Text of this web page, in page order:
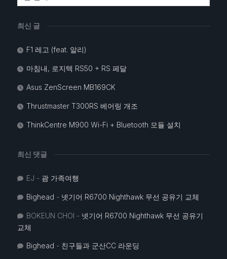
최신 글
F1 레고 (feat. 알리)
마침내, 로지텍 RS50 + RS 페달
Asus ZenScreen MB169CK
Thrustmaster T300RS 베어링 개조
ThinkCentre M900 Wi-Fi + Bluetooth 모듈 설치
최신 댓글
EJ - 괌 가족여행
Bighead - 넷기어 R6700 Nighthawk 무선 공유기 교체
BOKEUN CHOI - 넷기어 R6700 Nighthawk 무선 공유기
교체
Bighead - 친구들과 군산CC 라운딩